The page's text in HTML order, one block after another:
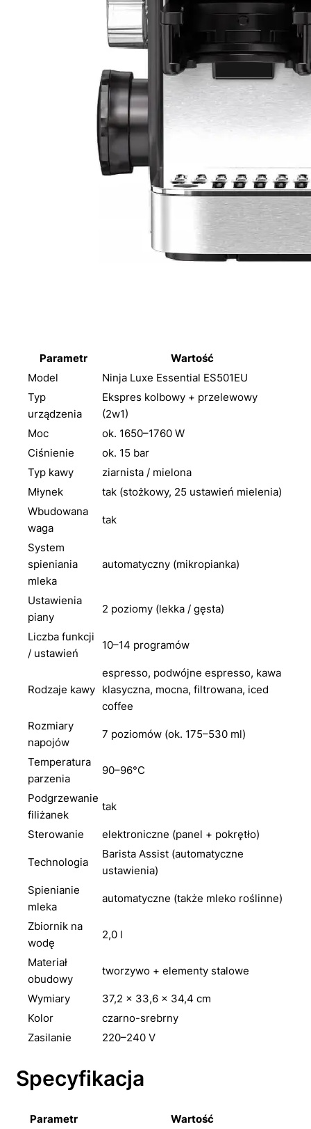
Parametr
Wartość
Model
Ninja Luxe Essential ES501EU
Typ
urządzenia
Ekspres kolbowy + przelewowy
(2w1)
Moc
ok. 1650–1760 W
Ciśnienie
ok. 15 bar
Typ kawy
ziarnista / mielona
Młynek
tak (stożkowy, 25 ustawień mielenia)
Wbudowana
waga
tak
System
spieniania
mleka
automatyczny (mikropianka)
Ustawienia
piany
2 poziomy (lekka / gęsta)
Liczba funkcji
/ ustawień
10–14 programów
Rodzaje kawy
espresso, podwójne espresso, kawa
klasyczna, mocna, filtrowana, iced
coffee
Rozmiary
napojów
7 poziomów (ok. 175–530 ml)
Temperatura
parzenia
90–96°C
Podgrzewanie
filiżanek
tak
Sterowanie elektroniczne (panel + pokrętło)
Technologia
Barista Assist (automatyczne
ustawienia)
Spienianie
mleka
automatyczne (także mleko roślinne)
Zbiornik na
wodę
2,0 l
Materiał
obudowy
tworzywo + elementy stalowe
Wymiary
37,2 × 33,6 × 34,4 cm
Kolor
czarno-srebrny
Zasilanie
220–240 V
Specyfikacja
Parametr Wartość